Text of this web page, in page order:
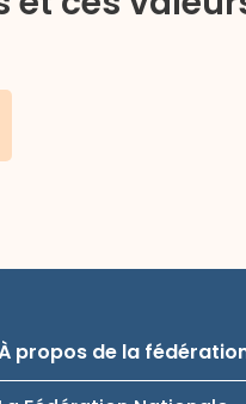
propos de la